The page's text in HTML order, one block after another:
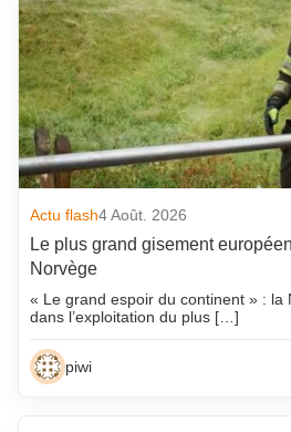
Actu flash4 Août. 2026
Le plus grand gisement
Norvège
« Le grand espoir du continent » : la
dans l’exploitation du plus […]
piwi